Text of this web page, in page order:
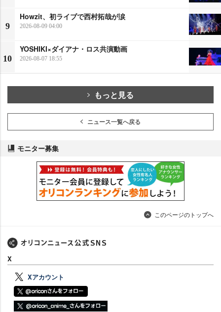
9
Howzit、初ライブで西村拓哉が涙
2026-08-09 04:00
10
YOSHIKI×ダイアナ・ロス共演動画
2026-08-07 18:55
もっと見る
ニュース一覧へ戻る
モニター募集
このページのトップへ
X
Xアカウント